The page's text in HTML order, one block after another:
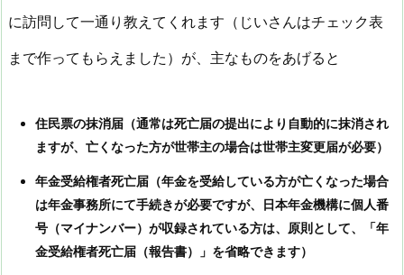
に訪問して一通り教えてくれます（じいさんはチェック表
まで作ってもらえました）が、主なものをあげると
住民票の抹消届（通常は死亡届の提出により自動的に抹消され
ますが、亡くなった方が世帯主の場合は世帯主変更届が必要）
年金受給権者死亡届（年金を受給している方が亡くなった場合
は年金事務所にて手続きが必要ですが、日本年金機構に個人番
号（マイナンバー）が収録されている方は、原則として、「年
金受給権者死亡届（報告書）」を省略できます）